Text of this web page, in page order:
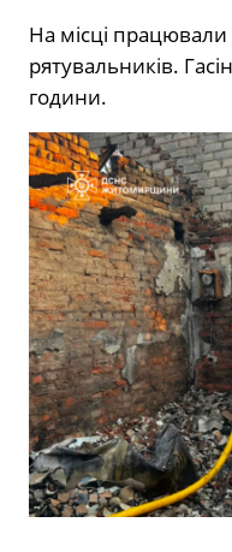
На місці працювали
рятувальників.
години.